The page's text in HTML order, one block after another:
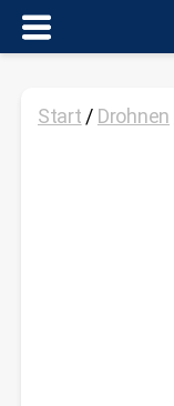
Start / Drohnen